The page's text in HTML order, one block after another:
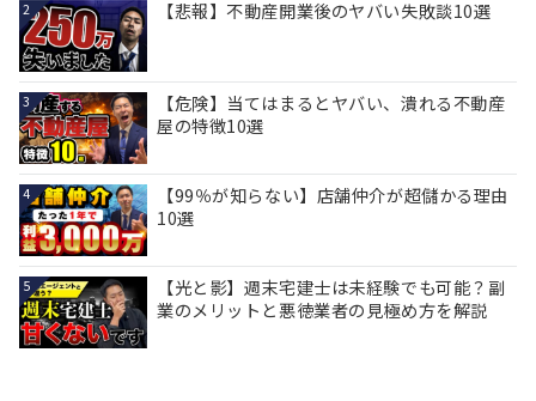
2 【悲報】不動産開業後のヤバい失敗談10選
3
【危険】当てはまるとヤバい、潰れる不動産
屋の特徴10選
4
【99％が知らない】店舗仲介が超儲かる理由
10選
5
【光と影】週末宅建士は未経験でも可能？副
業のメリットと悪徳業者の見極め方を解説